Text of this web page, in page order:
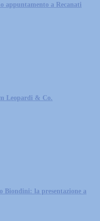
appuntamento a Recanati
Leopardi & Co.
Biondini: la presentazione a